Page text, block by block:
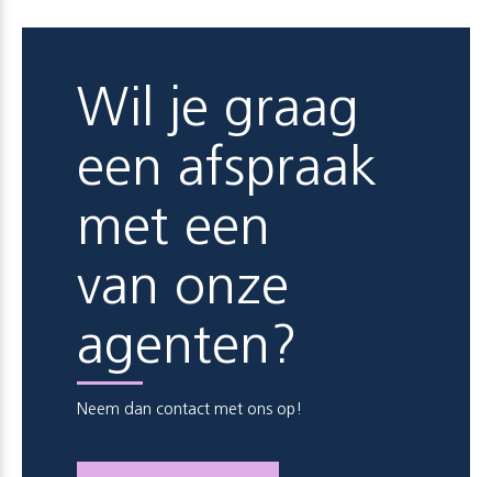
Wil je graag
een afspraak
met een
van onze
agenten?
Neem dan contact met ons op!